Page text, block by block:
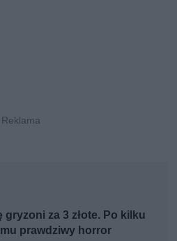
gryzoni za 3 złote. Po kilku
prawdziwy horror